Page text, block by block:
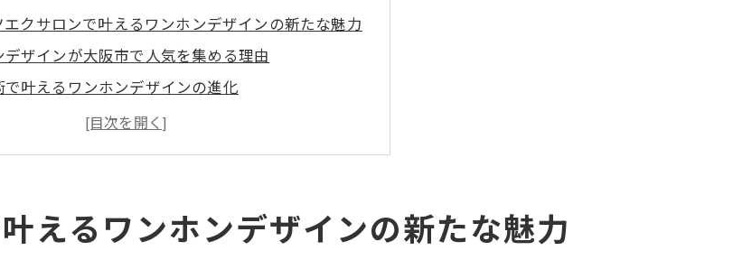
クサロンで叶えるワンホンデザインの新たな魅力
ザインが大阪市で人気を集める理由
叶えるワンホンデザインの進化
サロン選びで失敗しない方法
ショナルによるワンホンデザインのこだわり
心者でも安心のワンホンデザイン
ンで実現する大阪市のトレンド先取り法
えるワンホンデザインの新たな魅力